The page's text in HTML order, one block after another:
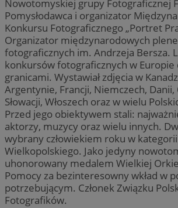
Nowotomyskiej grupy Fotograficznej
Pomysłodawca i organizator
Konkursu Fotograficznego „Portret
Organizator międzynarodowych
fotograficznych im. Andrzeja Bersza.
konkursów fotograficznych w Europie
granicami. Wystawiał zdjęcia w
Argentynie, Francji, Niemczech, Danii,
Słowacji, Włoszech oraz w wielu
Przed jego obiektywem stali:
aktorzy, muzycy oraz wielu innych.
wybrany człowiekiem roku w
Wielkopolskiego. Jako jedyny
uhonorowany medalem Wielkiej
Pomocy za bezinteresowny wkład w
potrzebującym. Członek Związku
Fotografików.